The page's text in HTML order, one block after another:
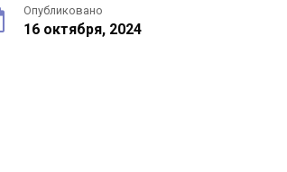
Опубликовано
16 октября, 2024